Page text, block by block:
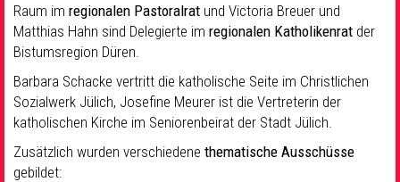
Raum im regionalen Pastoralrat und Victoria Breuer und
Matthias Hahn sind Delegierte im regionalen Katholikenrat der
Bistumsregion Düren.
Barbara Schacke vertritt die katholische Seite im Christlichen
Sozialwerk Jülich, Josefine Meurer ist die Vertreterin der
katholischen Kirche im Seniorenbeirat der Stadt Jülich.
Zusätzlich wurden verschiedene thematische Ausschüsse
gebildet: